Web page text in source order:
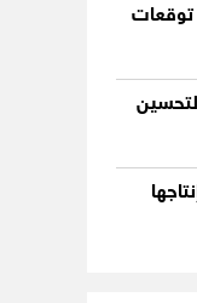
توقعات
لتحسين